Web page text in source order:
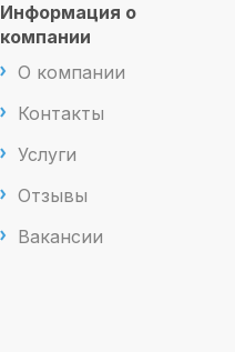
Информация о
компании
О компании
Контакты
Услуги
Отзывы
Вакансии